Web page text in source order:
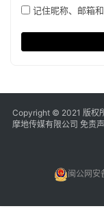
记住昵称、邮箱
Copyright © 2021 版权
摩地传媒有限公司 免责
闽公网